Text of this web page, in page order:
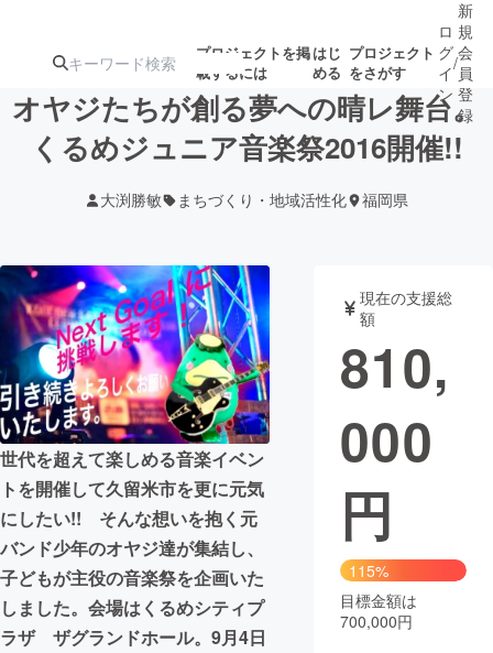
プロジェクトを掲
載するには
はじ
める
プロジェクト
をさがす
注目のリ
ターン
ジェクト
募集終了が近いプ
ロジェクト
されます
アート・写真 音楽
テクノロジー・ガジェット ゲーム・サ
映像・映画
ビジネス・起業
まちづくり・地域活性化
CAMPFIRE for Social Good
CAMPFIRE Creation
CAMPFIREふるさと納税machi-ya コミュニティ
ロ
グ
イ
ン
/
新
規
会
員
登
録
オヤジたちが創る夢への晴レ舞台。
くるめジュニア音楽祭2016開催!!
大渕勝敏 まちづくり・地域活性化 福岡県
世代を超えて楽しめる音楽イベン
トを開催して久留米市を更に元気
にしたい!! そんな想いを抱く元
バンド少年のオヤジ達が集結し、
子どもが主役の音楽祭を企画いた
しました。会場はくるめシティプ
ラザ ザグランドホール。9月4日
現在の支援総
額
810,
000
円
115%
目標金額は
700,000円